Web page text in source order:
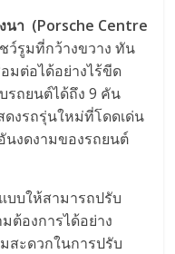
นา (Porsche Centre
ว์รูมที่กว้างขวาง ทัน
มต่อได้อย่างไร้ขีด
รถยนต์ได้ถึง 9 คัน
ดงรถรุ่นใหม่ที่โดดเด่น
นงดงามของรถยนต์
บบให้สามารถปรับ
ต้องการได้อย่าง
สะดวกในการปรับ